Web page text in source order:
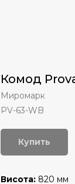
Комод
Миромарк
PV-63-WB
Купить
Висота: 820 мм